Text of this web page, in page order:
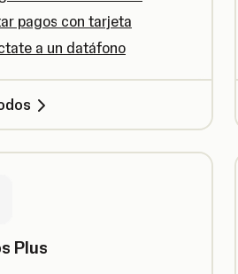
pagos con tarjeta
a un datáfono
Plus